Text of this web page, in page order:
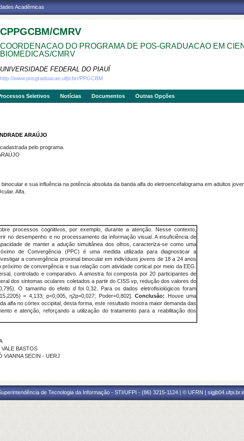
Acadêmicas
CPPGCBM/CMRV
COORDENACAO DO PROGRAMA DE POS-GRADUACAO EM
BIOMEDICAS/CMRV
UNIVERSIDADE FEDERAL DO PIAUÍ
http://www.posgraduacao.ufpi.br//PPGCBM
Seletivos Notícias Documentos Outras Opções
ARAÚJO
pelo programa.
e sua influência na potência absoluta da banda alfa do eletroencefalograma em adultos
Alfa.
processos cognitivos, por exemplo, durante a atenção. Nesse contexto,
no desempenho e no processamento da informação visual. A insuficiência de
de manter a adução simultânea dos olhos, caracteriza-se como uma
de Convergência (PPC) é uma medida utilizada para diagnosticar a
a convergência proximal binocular em indivíduos jovens de 18 a 24 anos
de convergência e sua relação com atividade cortical por meio da EEG.
controlado e comparativo. A amostra foi composta por 20 participantes de
dos sintomas oculares coletados a partir do CISS vp, redução dos valores do
O tamanho do efeito dfoi 0,32. Para os dados eletrofisiológicos foram
= 4,133; p<0,005, ɳ2p=0,027; Poder=0,802].Conclusão:
Houve uma
alfa no córtex occipital, desta forma, este resultado mostra maior demanda das
e atenção, reforçando a utilização do tratamento para a reabilitação dos
BASTOS
VIANNA SECIN - UERJ
de Tecnologia da Informação - STI/UFPI - (86) 3215-1124 | © UFRN |